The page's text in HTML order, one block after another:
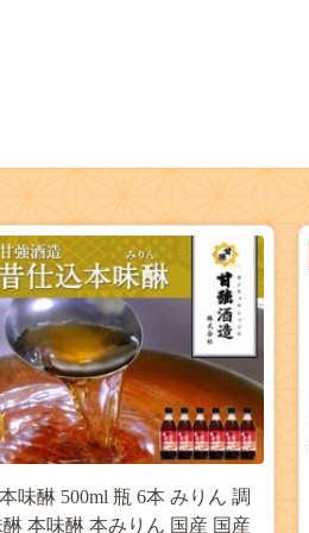
味醂 500ml 瓶 6本 みりん 調
本味醂 本みりん 国産 国産